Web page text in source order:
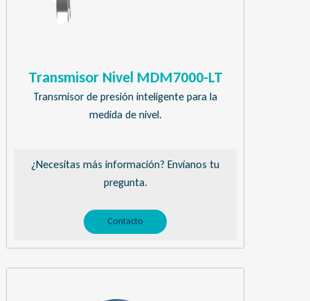
Transmisor Nivel MDM7000-LT
Transmisor de presión inteligente para la
medida de nivel.
¿Necesitas más información? Envíanos tu
pregunta.
Contacto